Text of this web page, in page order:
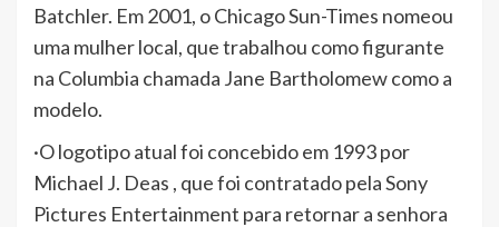
Batchler. Em 2001, o Chicago Sun-Times nomeou
uma mulher local, que trabalhou como figurante
na Columbia chamada Jane Bartholomew como a
modelo.
·O logotipo atual foi concebido em 1993 por
Michael J. Deas , que foi contratado pela Sony
Pictures Entertainment para retornar a senhora